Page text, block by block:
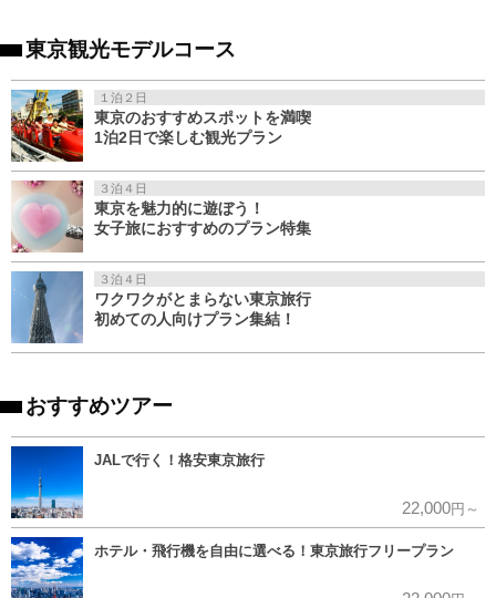
東京観光モデルコース
１泊２日
東京のおすすめスポットを満喫
1泊2日で楽しむ観光プラン
３泊４日
東京を魅力的に遊ぼう！
女子旅におすすめのプラン特集
３泊４日
ワクワクがとまらない東京旅行
初めての人向けプラン集結！
おすすめツアー
JALで行く！格安東京旅行
22,000円～
ホテル・飛行機を自由に選べる！東京旅行フリープラン